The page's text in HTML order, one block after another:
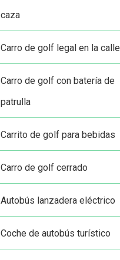
caza
Carro de golf legal en la calle
Carro de golf con batería de
patrulla
Carrito de golf para bebidas
Carro de golf cerrado
Autobús lanzadera eléctrico
Coche de autobús turístico